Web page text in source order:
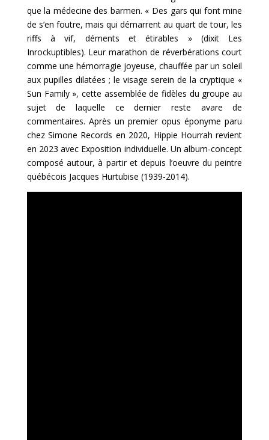
que la médecine des barmen. « Des gars qui font mine
de s’en foutre, mais qui démarrent au quart de tour, les
riffs à vif, déments et étirables » (dixit Les
Inrockuptibles). Leur marathon de réverbérations court
comme une hémorragie joyeuse, chauffée par un soleil
aux pupilles dilatées ; le visage serein de la cryptique «
Sun Family », cette assemblée de fidèles du groupe au
sujet de laquelle ce dernier reste avare de
commentaires. Après un premier opus éponyme paru
chez Simone Records en 2020, Hippie Hourrah revient
en 2023 avec Exposition individuelle. Un album-concept
composé autour, à partir et depuis l’oeuvre du peintre
québécois Jacques Hurtubise (1939-2014).